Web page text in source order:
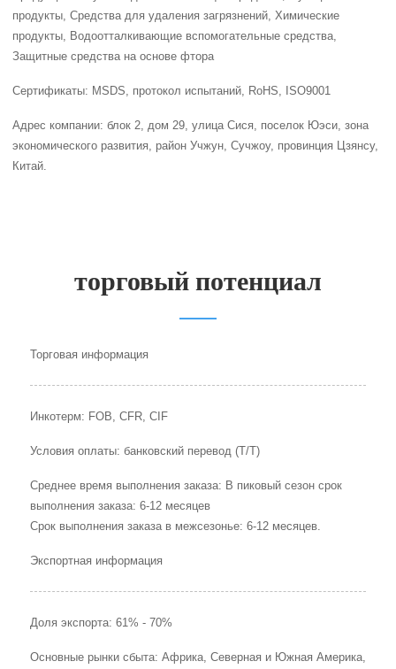
продукты, Средства для удаления загрязнений, Химические
продукты, Водоотталкивающие вспомогательные средства,
Защитные средства на основе фтора
Сертификаты: MSDS, протокол испытаний, RoHS, ISO9001
Адрес компании: блок 2, дом 29, улица Сися, поселок Юэси, зона
экономического развития, район Учжун, Сучжоу, провинция Цзянсу,
Китай.
торговый потенциал
Торговая информация
Инкотерм: FOB, CFR, CIF
Условия оплаты: банковский перевод (T/T)
Среднее время выполнения заказа: В пиковый сезон срок
выполнения заказа: 6-12 месяцев
Срок выполнения заказа в межсезонье: 6-12 месяцев.
Экспортная информация
Доля экспорта: 61% - 70%
Основные рынки сбыта: Африка, Северная и Южная Америка,